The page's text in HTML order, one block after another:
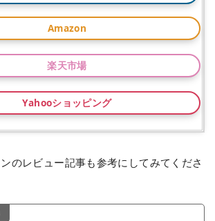
Amazon
楽天市場
Yahooショッピング
のレビュー記事も参考にしてみてくださ